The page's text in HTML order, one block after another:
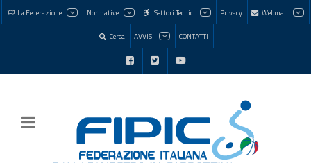
La Federazione Normative Settori Tecnici Privacy Webmail
Cerca AVVISI CONTATTI